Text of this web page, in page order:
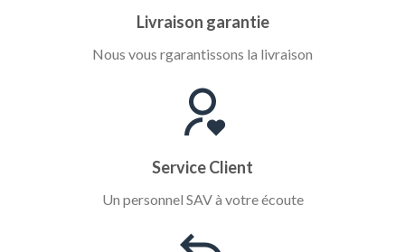
Livraison garantie
Nous vous rgarantissons la livraison
Service Client
Un personnel SAV à votre écoute